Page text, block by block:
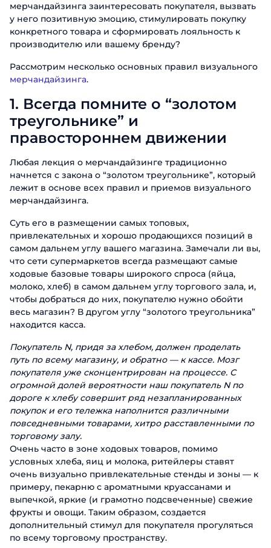
мерчандайзинга заинтересовать покупателя, вызвать
у него позитивную эмоцию, стимулировать покупку
конкретного товара и сформировать лояльность к
производителю или вашему бренду?
Рассмотрим несколько основных правил визуального
мерчандайзинга.
1. Всегда помните о “золотом
треугольнике” и
правостороннем движении
Любая лекция о мерчандайзинге традиционно
начнется с закона о “золотом треугольнике”, который
лежит в основе всех правил и приемов визуального
мерчандайзинга.
Суть его в размещении самых топовых,
привлекательных и хорошо продающихся позиций в
самом дальнем углу вашего магазина. Замечали ли вы,
что сети супермаркетов всегда размещают самые
ходовые базовые товары широкого спроса (яйца,
молоко, хлеб) в самом дальнем углу торгового зала, и,
чтобы добраться до них, покупателю нужно обойти
весь магазин? В другом углу “золотого треугольника”
находится касса.
Покупатель N, придя за хлебом, должен проделать
путь по всему магазину, и обратно — к кассе. Мозг
покупателя уже сконцентрирован на процессе. С
огромной долей вероятности наш покупатель N по
дороге к хлебу совершит ряд незапланированных
покупок и его тележка наполнится различными
повседневными товарами, хитро расставленными по
торговому залу.
Очень часто в зоне ходовых товаров, помимо
условных хлеба, яиц и молока, ритейлеры ставят
очень визуально привлекательные стенды и зоны — к
примеру, пекарню с ароматными круассанами и
выпечкой, яркие (и грамотно подсвеченные) свежие
фрукты и овощи. Таким образом, создается
дополнительный стимул для покупателя прогуляться
по всему торговому пространству.